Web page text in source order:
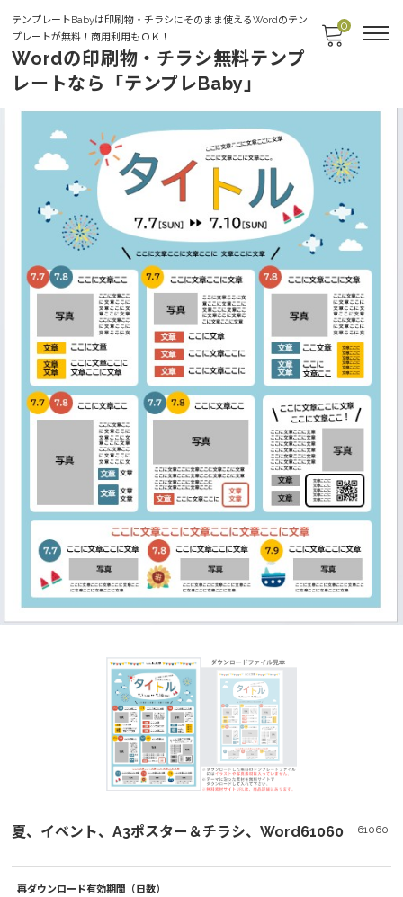
テンプレートBabyは印刷物・チラシにそのまま使えるWordのテン
プレートが無料！商用利用もＯＫ！
Wordの印刷物・チラシ無料テンプ
レートなら「テンプレBaby」
0
夏、イベント、A3ポスター＆チラシ、Word61060 61060
再ダウンロード有効期間（日数）